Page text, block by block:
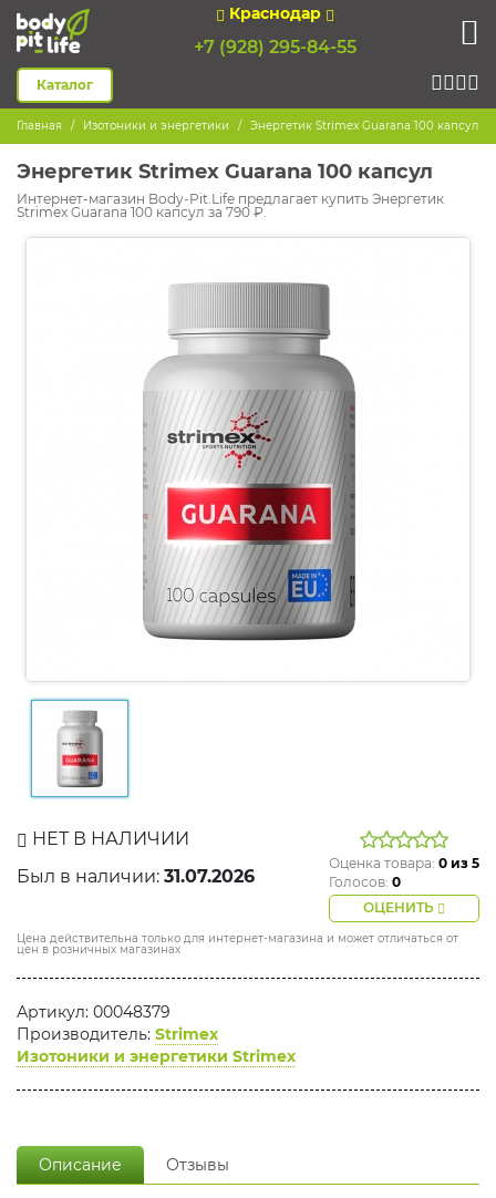
Краснодар
+7 (928) 295-84-55
Каталог
Главная Изотоники и энергетики Энергетик Strimex Guarana 100 капсул
Энергетик Strimex Guarana 100 капсул
Интернет-магазин Body-Pit.Life предлагает купить Энергетик
Strimex Guarana 100 капсул за 790 ₽.
НЕТ В НАЛИЧИИ
Был в наличии: 31.07.2026
Оценка товара: 0 из 5
Голосов: 0
ОЦЕНИТЬ
Цена действительна только для интернет-магазина и может отличаться от
цен в розничных магазинах
Артикул: 00048379
Производитель: Strimex
Изотоники и энергетики Strimex
Описание Отзывы